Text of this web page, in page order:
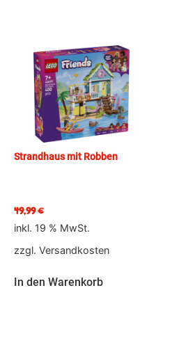
Strandhaus mit Robben
49,99€
inkl. 19 % MwSt.
zzgl. Versandkosten
In den Warenkorb